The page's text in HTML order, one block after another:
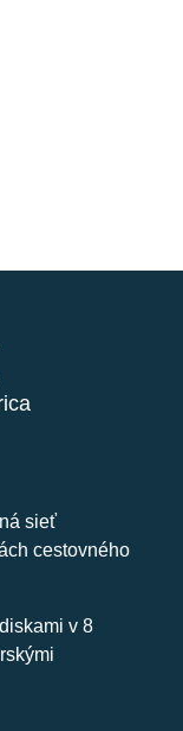
sieť
cestovného
v 8